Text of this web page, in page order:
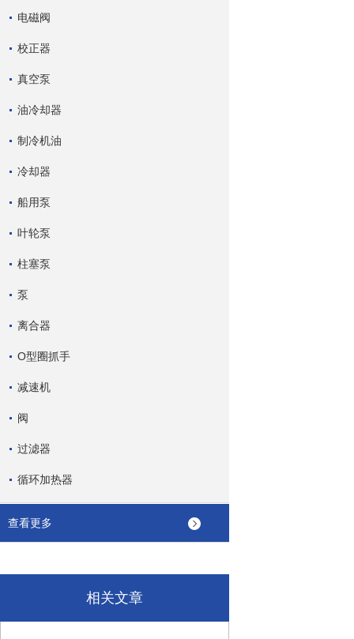
电磁阀
校正器
真空泵
油冷却器
制冷机油
冷却器
船用泵
叶轮泵
柱塞泵
泵
离合器
O型圈抓手
减速机
阀
过滤器
循环加热器
查看更多
相关文章